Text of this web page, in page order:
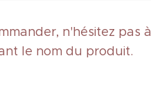
n'hésitez pas à
le nom du produit.